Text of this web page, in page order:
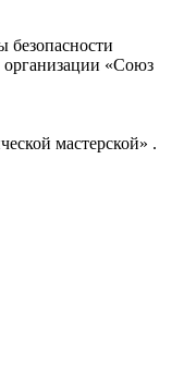
безопасности
организации «Союз
мастерской» .